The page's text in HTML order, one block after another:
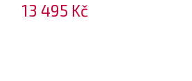
13 495 Kč